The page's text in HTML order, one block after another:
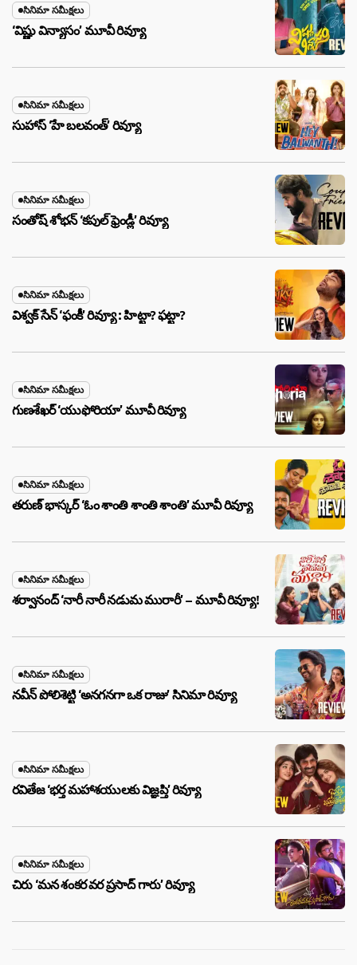
సినిమా సమీక్షలు
‘విష్ణు విన్యాసం’ మూవీ రివ్యూ
సినిమా సమీక్షలు
సుహాస్ ‘హే బలవంత్’ రివ్యూ
సినిమా సమీక్షలు
సంతోష్ శోభన్ ‘కపుల్ ఫ్రెండ్లీ’ రివ్యూ
సినిమా సమీక్షలు
విశ్వక్ సేన్ ‘ఫంకీ’ రివ్యూ : హిట్టా? ఫట్టా?
సినిమా సమీక్షలు
గుణశేఖర్ ‘యుఫోరియా’ మూవీ రివ్యూ
సినిమా సమీక్షలు
తరుణ్ భాస్కర్ ‘ఓం శాంతి శాంతి శాంతి’ మూవీ రివ్యూ
సినిమా సమీక్షలు
శర్వానంద్ ‘నారీ నారీ నడుమ మురారీ’ – మూవీ రివ్యూ!
సినిమా సమీక్షలు
నవీన్ పోలిశెట్టి ‘అనగనగా ఒక రాజు’ సినిమా రివ్యూ
సినిమా సమీక్షలు
రవితేజ ‘భర్త మహాశయులకు విజ్ఞప్తి’ రివ్యూ
సినిమా సమీక్షలు
చిరు ‘మ‌న శంక‌ర వ‌ర ప్ర‌సాద్ గారు’ రివ్యూ